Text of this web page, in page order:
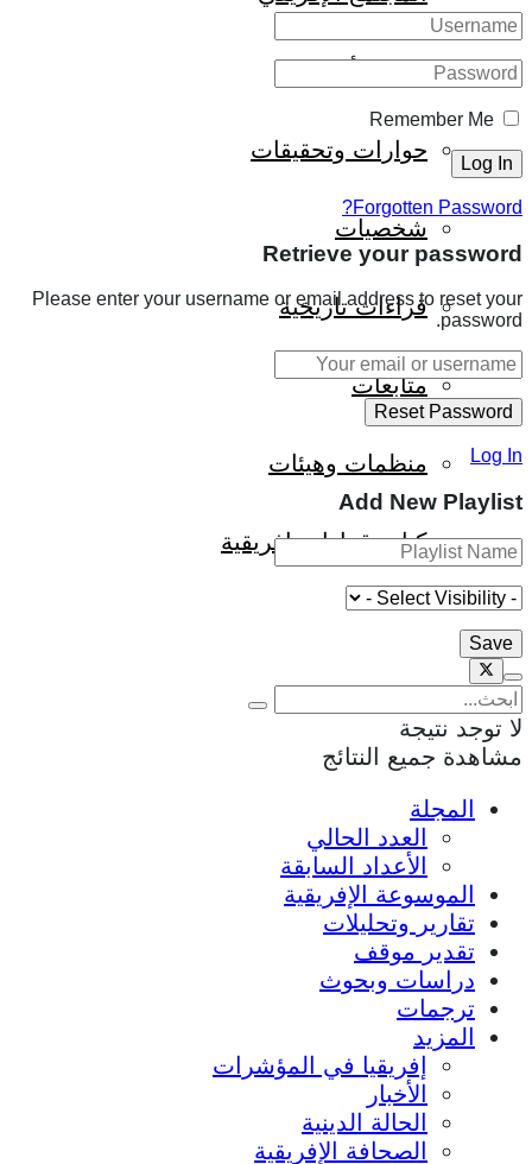
حوارات وتحقيقات
شخصيات
قراءات تاريخية
متابعات
منظمات وهيئات
كتاب قراءات إفريقية
Remember Me
Forgotten Password?
Retrieve your password
Please enter your username or email address to reset your
password.
Log In
Add New Playlist
لا توجد نتيجة
مشاهدة جميع النتائج
المجلة
العدد الحالي
الأعداد السابقة
الموسوعة الإفريقية
تقارير وتحليلات
تقدير موقف
دراسات وبحوث
ترجمات
المزيد
إفريقيا في المؤشرات
الأخبار
الحالة الدينية
الصحافة الإفريقية